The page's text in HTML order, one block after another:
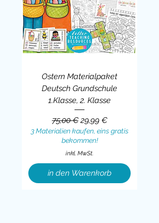
Ostern Materialpaket
Deutsch Grundschule
1.Klasse, 2. Klasse
Standardpreis
75,00 € Sale-Preis
29,99 €
3 Materialien kaufen, eins gratis
bekommen!
inkl. MwSt.
in den Warenkorb